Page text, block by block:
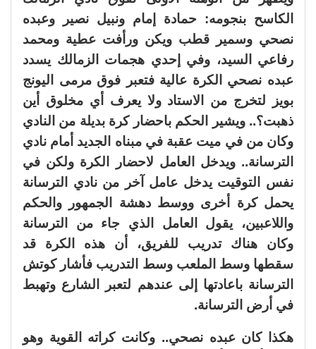
الكاسح بنجومه: حمادة إمام ونبيل نصير وعبده
نصحي وسمير قطب ويكن ورأفت عطية ومحمد
رفاعي السيد، وفي إحدي هجمات الزمالك يسدد
عبده نصحي الكرة عالية فتعبر فوق مرمى اليونج
بويز لتخرج من الاستاد ولا يعرف أي مخلوق أين
ذهبت؟.. ويشير الحكم باحضار كرة بديلة من النادي
وكان من في ميت عقبة في مبناه الجديد أمام نادي
الترسانة.. ويدخل العامل لاحضار الكرة ولكن في
نفس التوقيت يدخل عامل آخر من نادي الترسانة
يحمل كرة أخرى ووسط دهشة الجمهور والحكم
واللاعبين، يقول العامل الذي جاء من الترسانة
وكان هناك تدريب للفريق، أن هذه الكرة قد
سقطها وسط الملعب وسط التدريب فأشار كوتش
الترسانة باعادتها إلى عندهم لتعبر الشارع وتهبط
في أرض الترسانة.
هكذا كان عبده نصحي.. وكانت كراته القوية وهو